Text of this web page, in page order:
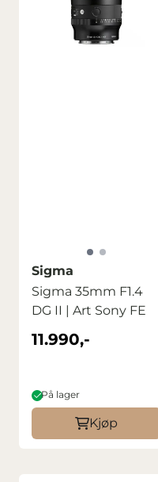
Sigma
Sigma 35mm F1.4
DG II | Art Sony FE
11.990,-
På lager
Kjøp